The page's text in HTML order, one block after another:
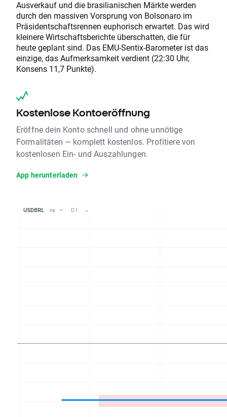
Ausverkauf und die brasilianischen Märkte werden
durch den massiven Vorsprung von Bolsonaro im
Präsidentschaftsrennen euphorisch erwartet. Das wird
kleinere Wirtschaftsberichte überschatten, die für
heute geplant sind. Das EMU-Sentix-Barometer ist das
einzige, das Aufmerksamkeit verdient (22:30 Uhr,
Konsens 11,7 Punkte).
Kostenlose Kontoeröffnung
Eröffne dein Konto schnell und ohne unnötige
Formalitäten — komplett kostenlos. Profitiere von
kostenlosen Ein- und Auszahlungen.
App herunterladen